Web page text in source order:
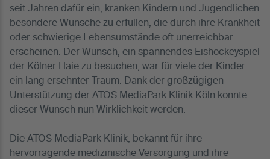
seit Jahren dafür ein, kranken Kindern und Jugendlichen
besondere Wünsche zu erfüllen, die durch ihre Krankheit
oder schwierige Lebensumstände oft unerreichbar
erscheinen. Der Wunsch, ein spannendes Eishockeyspiel
der Kölner Haie zu besuchen, war für viele der Kinder
ein lang ersehnter Traum. Dank der großzügigen
Unterstützung der ATOS MediaPark Klinik Köln konnte
dieser Wunsch nun Wirklichkeit werden.
Die ATOS MediaPark Klinik, bekannt für ihre
hervorragende medizinische Versorgung und ihre